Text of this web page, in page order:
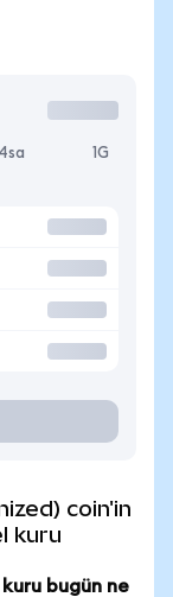
4sa 1G
coin'in
kuru
bugün ne